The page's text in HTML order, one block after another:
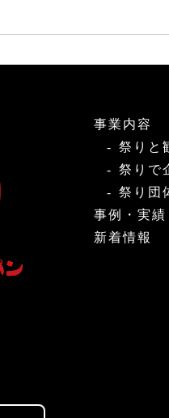
事業内容
祭りと
祭りで
祭り団
事例・実績
新着情報